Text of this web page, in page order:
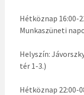
Hétköznap 16:00-
Munkaszüneti
Helyszín:
tér 1-3.)
Hétköznap 22:00-